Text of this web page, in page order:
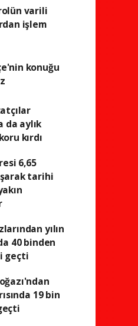
varili
işlem
konuğu
da aylık
kırdı
6,65
tarihi
yılın
40 binden
geçti
19 bin